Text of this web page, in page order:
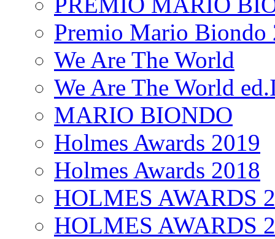
Premio Mario Biondo
We Are The World
We Are The World
MARIO BIONDO
Holmes Awards 2019
Holmes Awards 2018
HOLMES AWARDS
HOLMES AWARDS